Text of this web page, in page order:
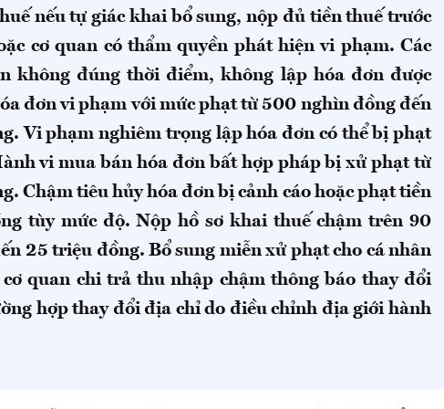
nếu tự giác khai bổ sung, nộp đủ tiền thuế trước
cơ quan có thẩm quyền phát hiện vi phạm. Các
không đúng thời điểm, không lập hóa đơn được
đơn vi phạm với mức phạt từ 500 nghìn đồng đến
Vi phạm nghiêm trọng lập hóa đơn có thể bị phạt
vi mua bán hóa đơn bất hợp pháp bị xử phạt từ
Chậm tiêu hủy hóa đơn bị cảnh cáo hoặc phạt tiền
tùy mức độ. Nộp hồ sơ khai thuế chậm trên 90
25 triệu đồng. Bổ sung miễn xử phạt cho cá nhân
quan chi trả thu nhập chậm thông báo thay đổi
hợp thay đổi địa chỉ do điều chỉnh địa giới hành